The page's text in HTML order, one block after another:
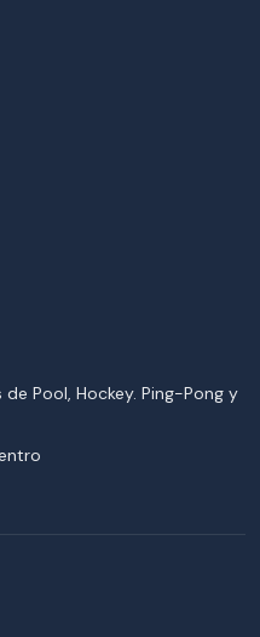
Pool, Hockey. Ping-Pong y